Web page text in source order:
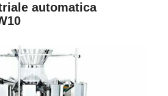
automatica